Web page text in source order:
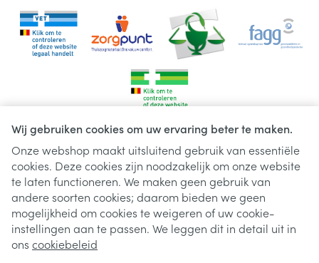
Wij gebruiken cookies om uw ervaring beter te maken.
Onze webshop maakt uitsluitend gebruik van essentiële
cookies. Deze cookies zijn noodzakelijk om onze website
te laten functioneren. We maken geen gebruik van
andere soorten cookies; daarom bieden we geen
mogelijkheid om cookies te weigeren of uw cookie-
instellingen aan te passen. We leggen dit in detail uit in
ons cookiebeleid
Juridische links